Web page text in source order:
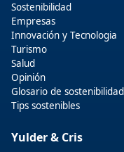
Sostenibilidad
Empresas
Innovación y Tecnologia
Turismo
Salud
Opinión
Glosario de sostenibilidad
Tips sostenibles
Yulder & Cris